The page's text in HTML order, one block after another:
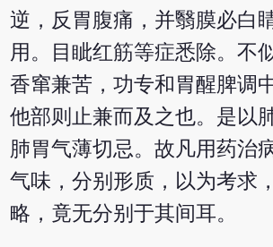
逆，反胃腹痛，并翳膜必白
用。目眦红筋等症悉除。不
香窜兼苦，功专和胃醒脾调
他部则止兼而及之也。是以
肺胃气薄切忌。故凡用药治
气味，分别形质，以为考求
略，竟无分别于其间耳。